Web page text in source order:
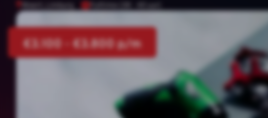
Weert, Limburg Fulltime (38 - 40 uur)
€3.100 - €3.800 p/m